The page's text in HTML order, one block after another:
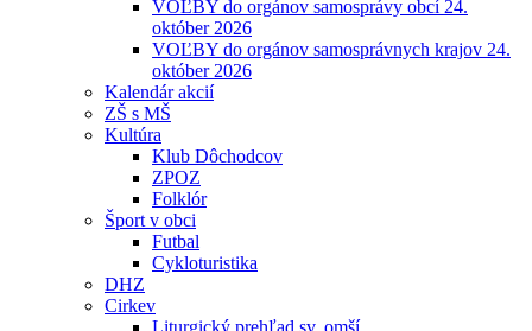
VOĽBY do orgánov samosprávy obcí 24.
október 2026
VOĽBY do orgánov samosprávnych krajov 24.
október 2026
Kalendár akcií
ZŠ s MŠ
Kultúra
Klub Dôchodcov
ZPOZ
Folklór
Šport v obci
Futbal
Cykloturistika
DHZ
Cirkev
Liturgický prehľad sv. omší